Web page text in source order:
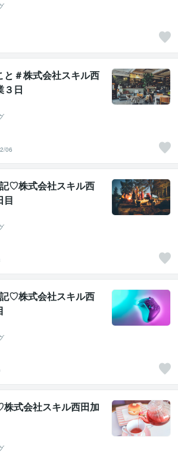
＃株式会社スキル西
３日
06
♡株式会社スキル西
目
♡株式会社スキル西
式会社スキル西田加